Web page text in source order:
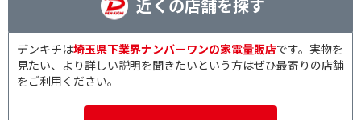
近くの店舗を探す
デンキチは埼玉県下業界ナンバーワンの家電量販店です。実物を
見たい、より詳しい説明を聞きたいという方はぜひ最寄りの店舗
をご利用ください。